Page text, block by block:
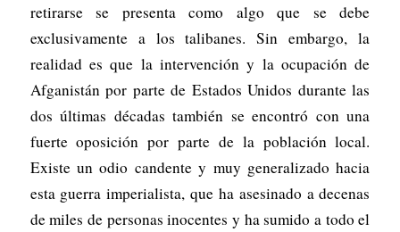
retirarse se presenta como algo que se debe
exclusivamente a los talibanes. Sin embargo, la
realidad es que la intervención y la ocupación de
Afganistán por parte de Estados Unidos durante las
dos últimas décadas también se encontró con una
fuerte oposición por parte de la población local.
Existe un odio candente y muy generalizado hacia
esta guerra imperialista, que ha asesinado a decenas
de miles de personas inocentes y ha sumido a todo el